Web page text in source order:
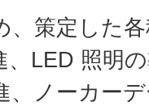
、策定した
LED 照明
、ノーカー